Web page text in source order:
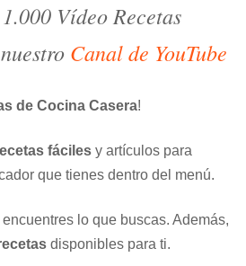
Vídeo Recetas
Canal de YouTube
de Cocina Casera!
fáciles y artículos para
que tienes dentro del menú.
lo que buscas. Además,
disponibles para ti.